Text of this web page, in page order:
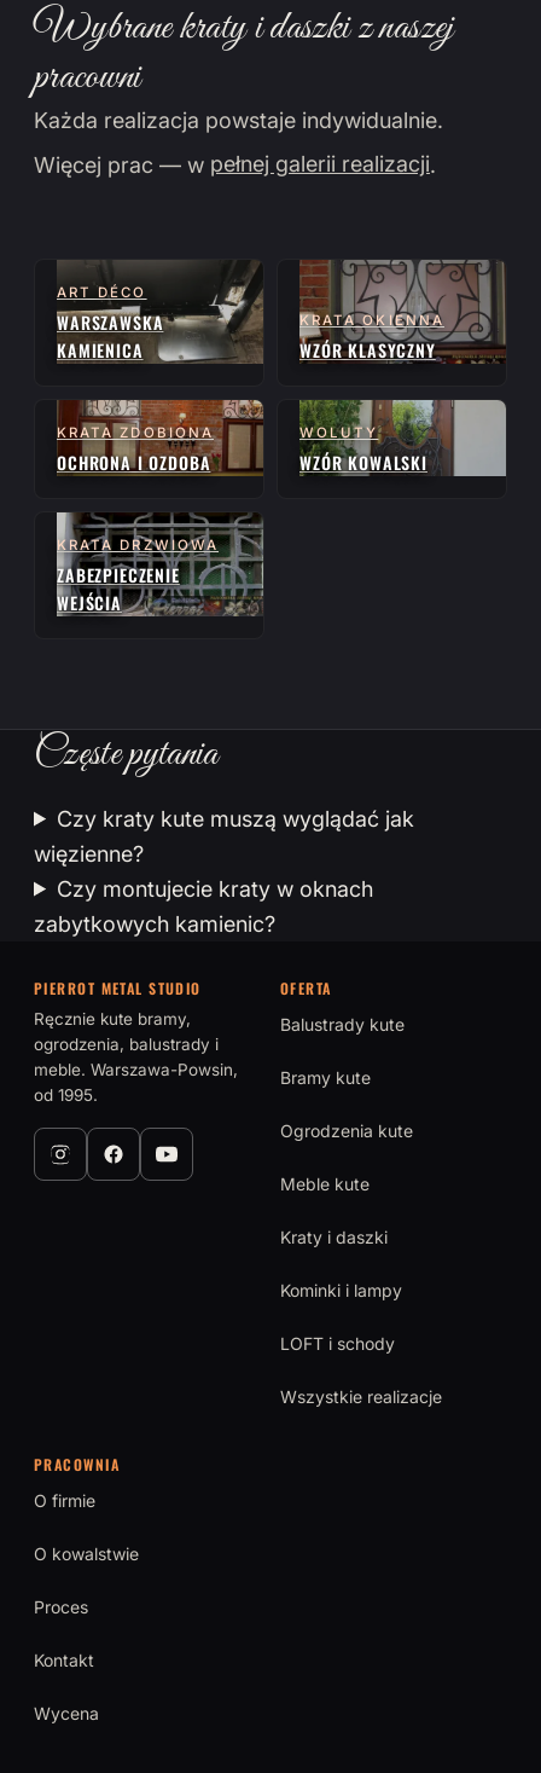
Wybrane kraty i daszki z naszej
pracowni
Każda realizacja powstaje indywidualnie.
Więcej prac — w pełnej galerii realizacji.
ART DÉCO
WARSZAWSKA
KAMIENICA
KRATA OKIENNA
WZÓR KLASYCZNY
KRATA ZDOBIONA
OCHRONA I OZDOBA
WOLUTY
WZÓR KOWALSKI
KRATA DRZWIOWA
ZABEZPIECZENIE
WEJŚCIA
Częste pytania
Czy kraty kute muszą wyglądać jak
więzienne?
Czy montujecie kraty w oknach
zabytkowych kamienic?
PIERROT METAL STUDIO
Ręcznie kute bramy,
ogrodzenia, balustrady i
meble. Warszawa-Powsin,
od 1995.
OFERTA
Balustrady kute
Bramy kute
Ogrodzenia kute
Meble kute
Kraty i daszki
Kominki i lampy
LOFT i schody
Wszystkie realizacje
PRACOWNIA
O firmie
O kowalstwie
Proces
Kontakt
Wycena